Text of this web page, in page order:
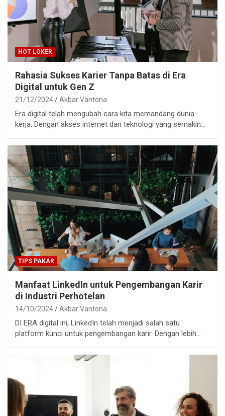
HOT LOKER
Rahasia Sukses Karier Tanpa Batas di Era
Digital untuk Gen Z
21/12/2024 Akbar Vantona
Era digital telah mengubah cara kita memandang dunia
kerja. Dengan akses internet dan teknologi yang semakin…
TIPS PAKAR
Manfaat LinkedIn untuk Pengembangan Karir
di Industri Perhotelan
14/10/2024 Akbar Vantona
DI ERA digital ini, LinkedIn telah menjadi salah satu
platform kunci untuk pengembangan karir. Dengan lebih…